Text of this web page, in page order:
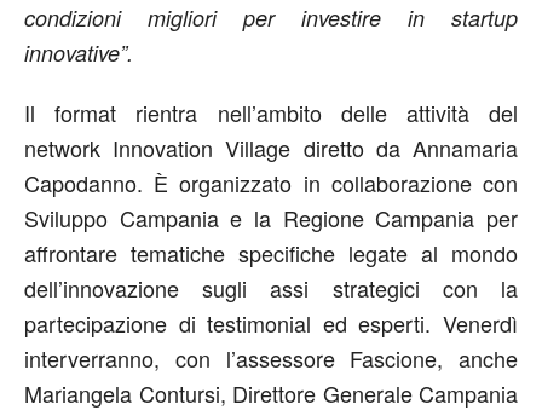
condizioni migliori per investire in startup
innovative”.
Il format rientra nell’ambito delle attività del
network Innovation Village diretto da Annamaria
Capodanno. È organizzato in collaborazione con
Sviluppo Campania e la Regione Campania per
affrontare tematiche specifiche legate al mondo
dell’innovazione sugli assi strategici con la
partecipazione di testimonial ed esperti. Venerdì
interverranno, con l’assessore Fascione, anche
Mariangela Contursi, Direttore Generale Campania